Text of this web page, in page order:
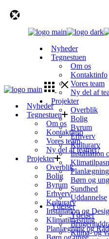
Nyheder
Tegnestuen
Om os
Kontaktinfo
Vores team
Ny del af
Projekter
Overblik
Bolig
Byrum
Erhverv
Kulturarv
Installation
Børn og
Sundhed
Uddannelse
Ydelser
Ydelser
Klima- og
Nyheder
Tegnestuen
Om os
Kontaktinfo
Vores team
Ny del af teamet?
Projekter
Overblik
Bolig
Byrum
Erhverv
Kulturarv
Installation og
Klimatilpasning
Planlægning og
Børn og unge